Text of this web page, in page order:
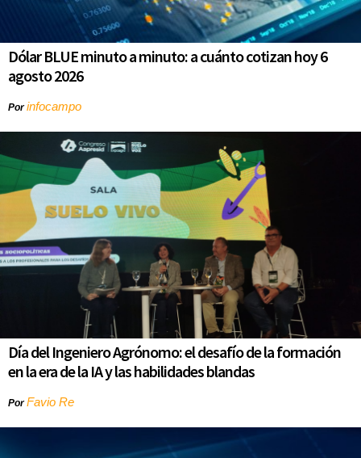
Dólar BLUE minuto a minuto: a cuánto cotizan hoy 6
agosto 2026
Porinfocampo
Día del Ingeniero Agrónomo: el desafío de la formación
en la era de la IA y las habilidades blandas
PorFavio Re